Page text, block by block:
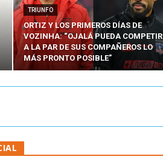
TRIUNFO
ORTIZ Y LOS PRIMEROS DÍAS DE
VOZINHA: “OJALÁ PUEDA COMPETIR
A LA PAR DE SUS COMPAÑEROS LO
MÁS PRONTO POSIBLE”